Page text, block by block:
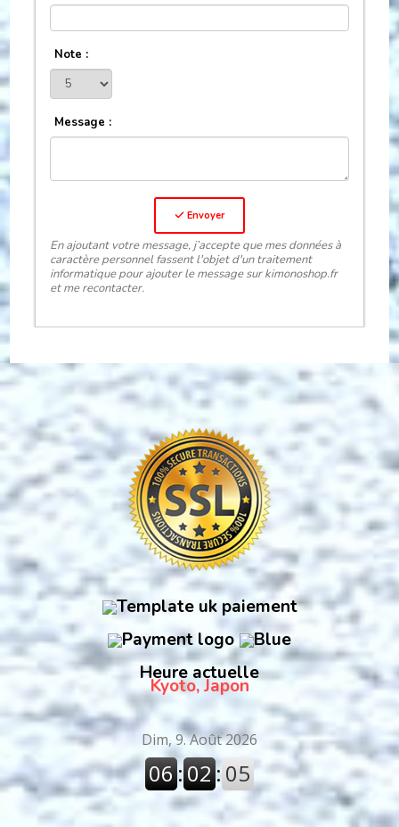
Note :
Message :
Envoyer
En ajoutant votre message, j’accepte que mes données à
caractère personnel fassent l'objet d'un traitement
informatique pour ajouter le message sur kimonoshop.fr
et me recontacter.
Heure actuelle
Kyoto, Japon